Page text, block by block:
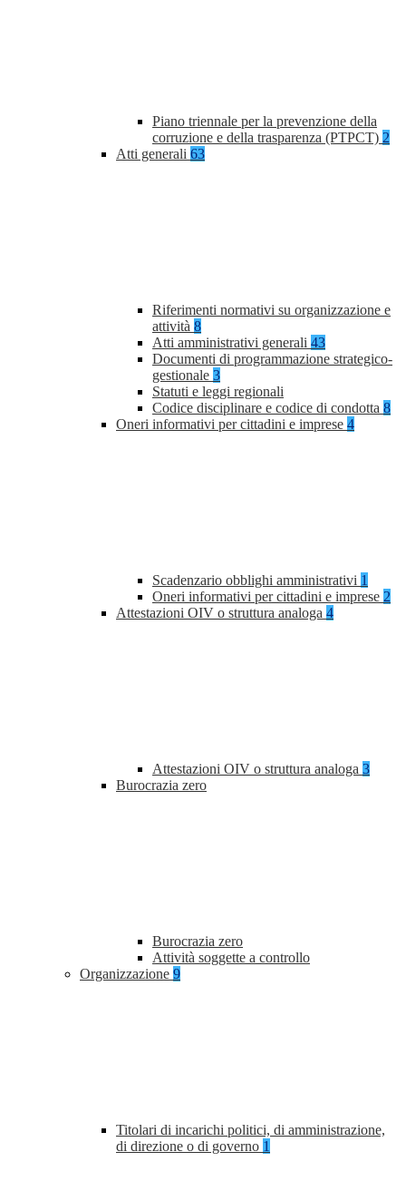
Piano triennale per la prevenzione della
corruzione e della trasparenza (PTPCT) 2
Atti generali 63
Riferimenti normativi su organizzazione e
attività 8
Atti amministrativi generali 43
Documenti di programmazione strategico-
gestionale 3
Statuti e leggi regionali
Codice disciplinare e codice di condotta 8
Oneri informativi per cittadini e imprese 4
Scadenzario obblighi amministrativi 1
Oneri informativi per cittadini e imprese 2
Attestazioni OIV o struttura analoga 4
Attestazioni OIV o struttura analoga 3
Burocrazia zero
Burocrazia zero
Attività soggette a controllo
Organizzazione 9
Titolari di incarichi politici, di amministrazione,
di direzione o di governo 1